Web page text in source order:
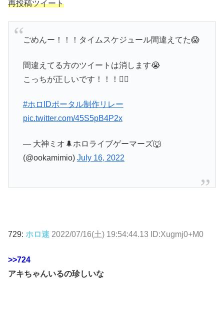
再投稿ツイート
ごめんー！！！タイムスケジュール間違えてた😱
間違えてる方のツイートは消します😭
こっちが正しいです！！！🙇‍♀️
#ホロIDポータル制作リレー
pic.twitter.com/45S5pB4P2x
— 大神ミオ🌲ホロライブゲーマーズ🐺
(@ookamimio) July 16, 2022
729: ホロ速 2022/07/16(土) 19:54:44.13 ID:Xugmj0+M0
>>724
アキちゃんいるの珍しいな